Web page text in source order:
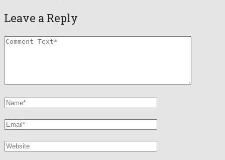
Leave a Reply